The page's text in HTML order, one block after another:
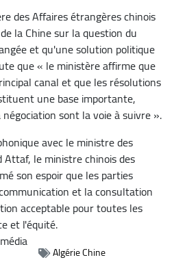
des Affaires étrangères chinois
la Chine sur la question du
et qu'une solution politique
que « le ministère affirme que
canal et que les résolutions
une base importante,
sont la voie à suivre ».
avec le ministre des
le ministre chinois des
son espoir que les parties
et la consultation
acceptable pour toutes les
et l'équité.
Algérie Chine